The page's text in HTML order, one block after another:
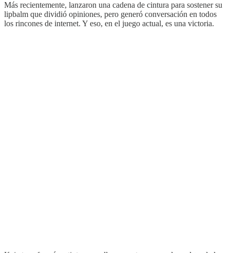
Más recientemente, lanzaron una cadena de cintura para sostener su
lipbalm que dividió opiniones, pero generó conversación en todos
los rincones de internet. Y eso, en el juego actual, es una victoria.